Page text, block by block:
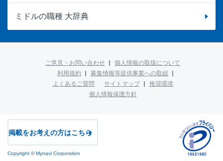
ミドルの職種 大辞典
ご意見・お問い合わせ
個人情報の取扱について
利用規約
募集情報等提供事業への取組
よくあるご質問
サイトマップ
推奨環境
個人情報保護方針
掲載をお考えの方はこちら
Copyright © Mynavi Corporation